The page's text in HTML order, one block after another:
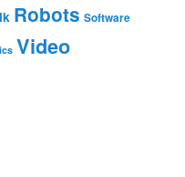
Robots Software
Video